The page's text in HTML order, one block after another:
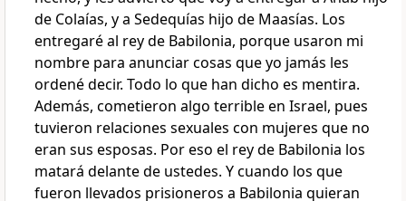
de Colaías, y a Sedequías hijo de Maasías. Los
entregaré al rey de Babilonia, porque usaron mi
nombre para anunciar cosas que yo jamás les
ordené decir. Todo lo que han dicho es mentira.
Además, cometieron algo terrible en Israel, pues
tuvieron relaciones sexuales con mujeres que no
eran sus esposas. Por eso el rey de Babilonia los
matará delante de ustedes. Y cuando los que
fueron llevados prisioneros a Babilonia quieran